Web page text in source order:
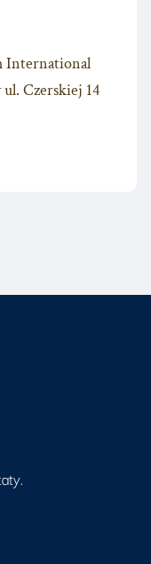
International
Czerskiej 14